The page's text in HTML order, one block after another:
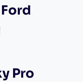
Pro